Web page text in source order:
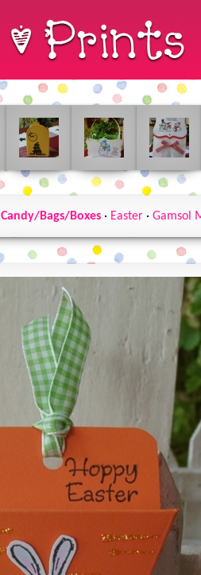
Candy/Bags/Boxes · Easter · Gamsol